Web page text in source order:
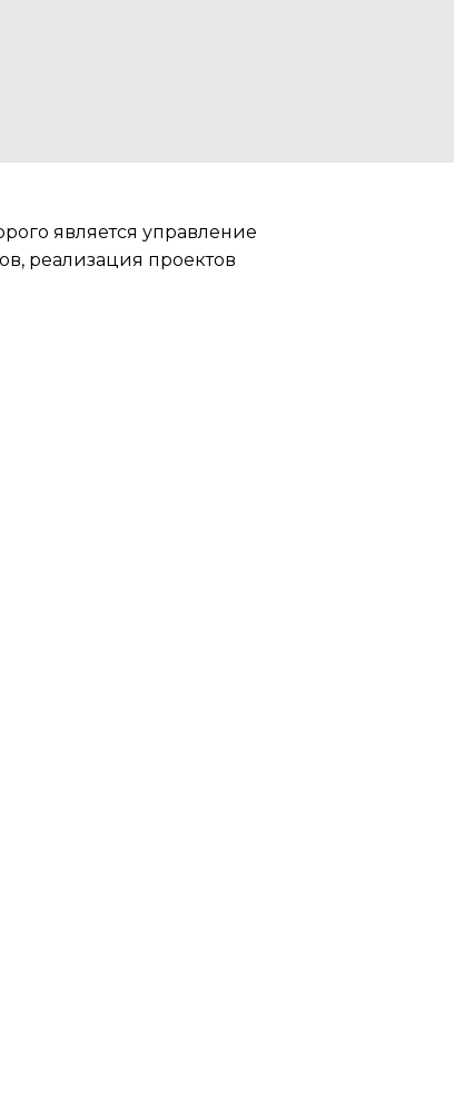
является управление
реализация проектов